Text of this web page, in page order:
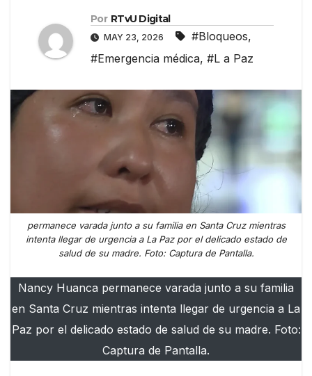
Por RTvU Digital
MAY 23, 2026 #Bloqueos,
#Emergencia médica, #L a Paz
permanece varada junto a su familia en Santa Cruz mientras
intenta llegar de urgencia a La Paz por el delicado estado de
salud de su madre. Foto: Captura de Pantalla.
Nancy Huanca permanece varada junto a su familia
en Santa Cruz mientras intenta llegar de urgencia a La
Paz por el delicado estado de salud de su madre. Foto:
Captura de Pantalla.